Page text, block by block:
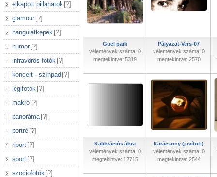
elkapott pillanatok [?]
glamour [?]
hangulatképek [?]
humor [?]
infravörös fotók [?]
koncert - színpad [?]
légifotók [?]
makró [?]
panoráma [?]
portré [?]
riport [?]
sport [?]
szociofotók [?]
Güel park
vélemények száma: 0
megtekintve: 5319
Pályázat-Vers-07
vélemények száma: 0
megtekintve: 2570
Kalibrációs ábra
vélemények száma: 0
megtekintve: 12715
Karácsony (javított)
vélemények száma: 0
megtekintve: 2544